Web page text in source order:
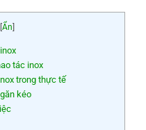
Ẩn
tác inox
trong thực tế
kéo